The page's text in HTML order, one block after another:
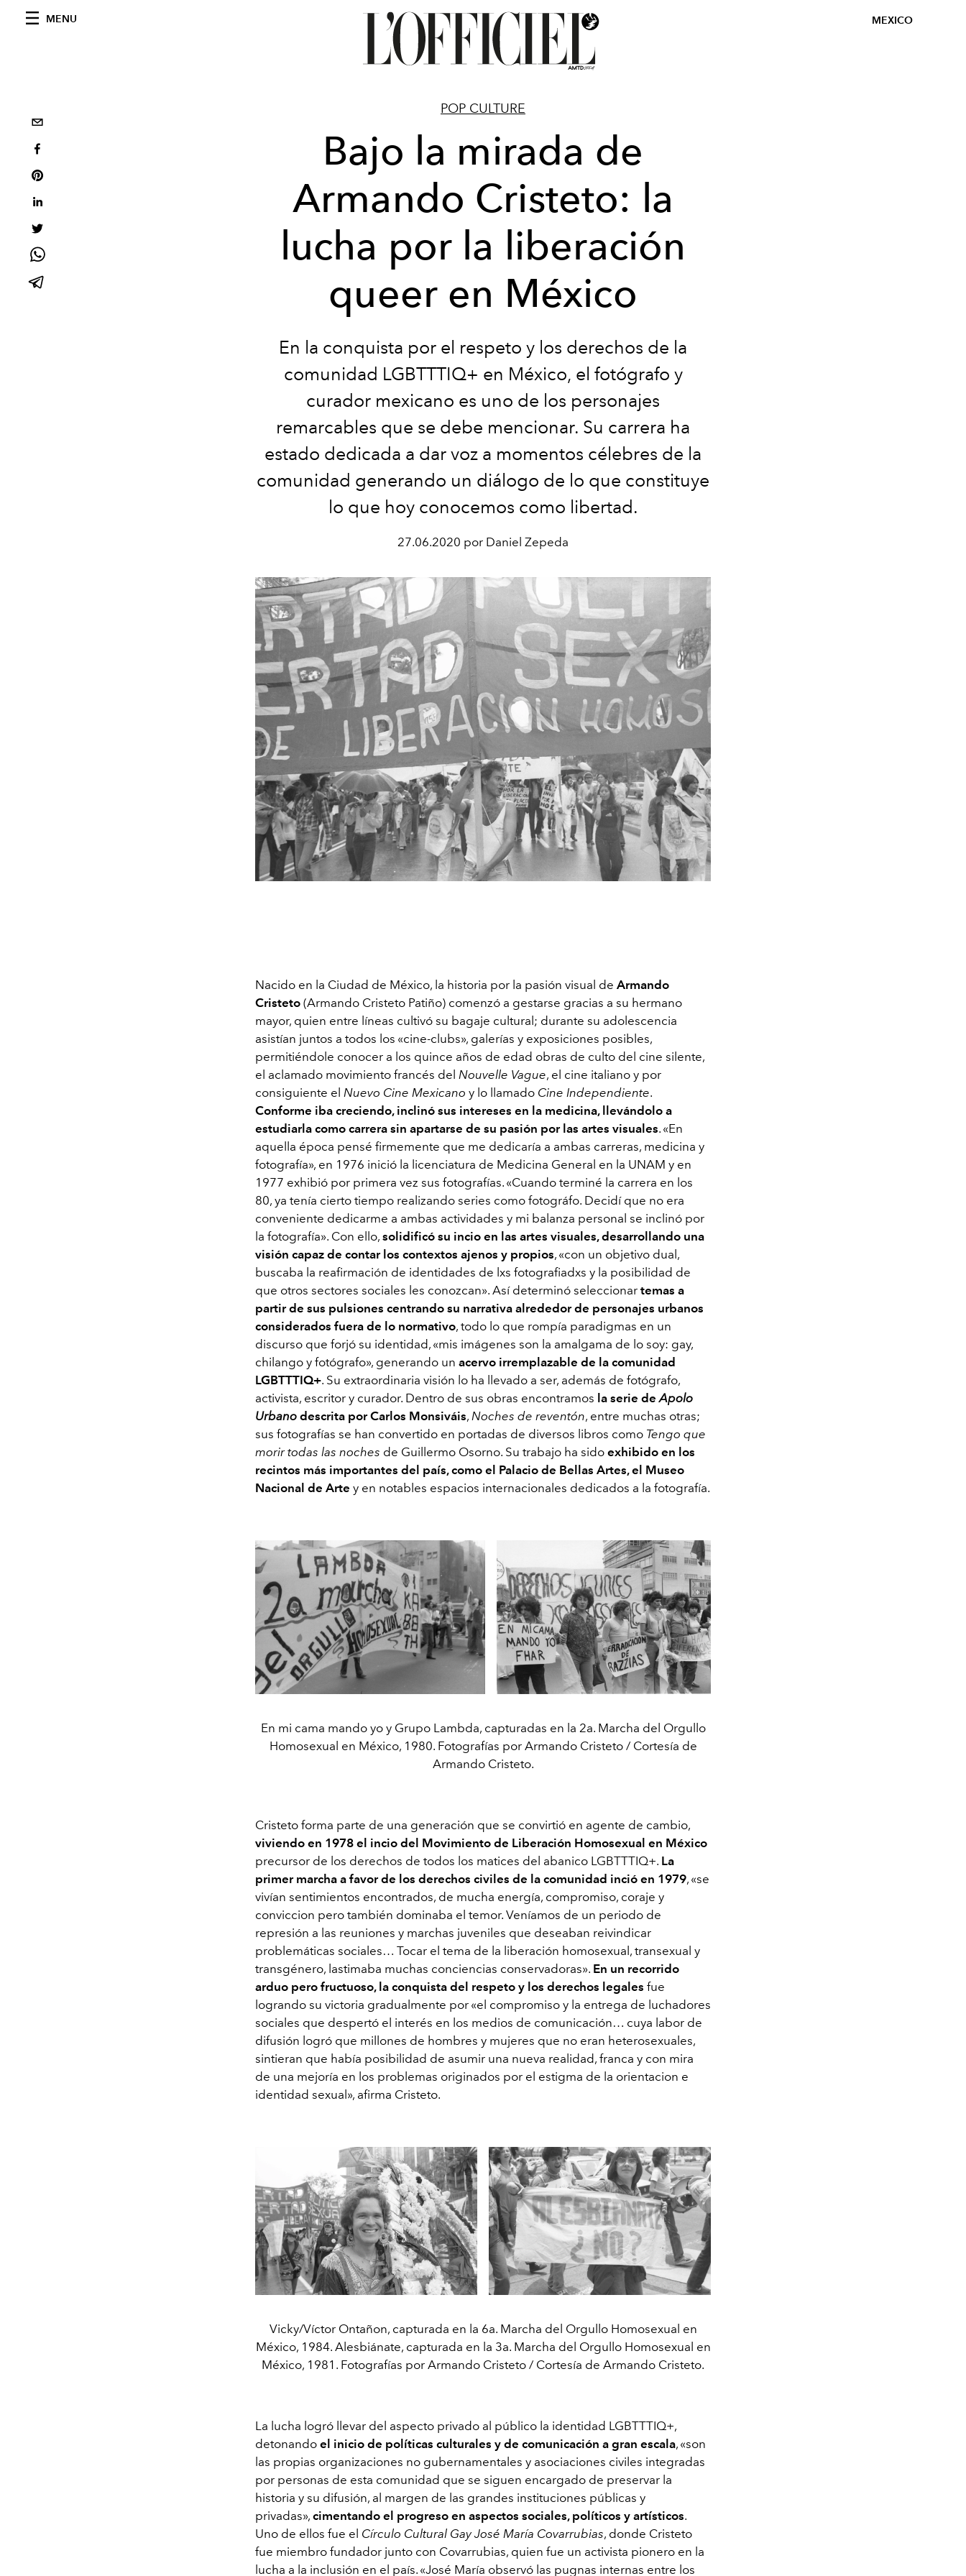
MENU MEXICO
POP CULTURE
Bajo la mirada de
Armando Cristeto: la
lucha por la liberación
queer en México
En la conquista por el respeto y los derechos de la
comunidad LGBTTTIQ+ en México, el fotógrafo y
curador mexicano es uno de los personajes
remarcables que se debe mencionar. Su carrera ha
estado dedicada a dar voz a momentos célebres de la
comunidad generando un diálogo de lo que constituye
lo que hoy conocemos como libertad.
27.06.2020 por Daniel Zepeda
Nacido en la Ciudad de México, la historia por la pasión visual de Armando
Cristeto (Armando Cristeto Patiño) comenzó a gestarse gracias a su hermano
mayor, quien entre líneas cultivó su bagaje cultural; durante su adolescencia
asistían juntos a todos los «cine-clubs», galerías y exposiciones posibles,
permitiéndole conocer a los quince años de edad obras de culto del cine silente,
el aclamado movimiento francés del Nouvelle Vague, el cine italiano y por
consiguiente el Nuevo Cine Mexicano y lo llamado Cine Independiente.
Conforme iba creciendo, inclinó sus intereses en la medicina, llevándolo a
estudiarla como carrera sin apartarse de su pasión por las artes visuales. «En
aquella época pensé firmemente que me dedicaría a ambas carreras, medicina y
fotografía», en 1976 inició la licenciatura de Medicina General en la UNAM y en
1977 exhibió por primera vez sus fotografías. «Cuando terminé la carrera en los
80, ya tenía cierto tiempo realizando series como fotográfo. Decidí que no era
conveniente dedicarme a ambas actividades y mi balanza personal se inclinó por
la fotografía». Con ello, solidificó su incio en las artes visuales, desarrollando una
visión capaz de contar los contextos ajenos y propios, «con un objetivo dual,
buscaba la reafirmación de identidades de lxs fotografiadxs y la posibilidad de
que otros sectores sociales les conozcan». Así determinó seleccionar temas a
partir de sus pulsiones centrando su narrativa alrededor de personajes urbanos
considerados fuera de lo normativo, todo lo que rompía paradigmas en un
discurso que forjó su identidad, «mis imágenes son la amalgama de lo soy: gay,
chilango y fotógrafo», generando un acervo irremplazable de la comunidad
LGBTTTIQ+. Su extraordinaria visión lo ha llevado a ser, además de fotógrafo,
activista, escritor y curador. Dentro de sus obras encontramos la serie deApolo
Urbano descrita por Carlos Monsiváis, Noches de reventón, entre muchas otras;
sus fotografías se han convertido en portadas de diversos libros como Tengo que
morir todas las noches de Guillermo Osorno. Su trabajo ha sido exhibido en los
recintos más importantes del país, como el Palacio de Bellas Artes, el Museo
Nacional de Arte y en notables espacios internacionales dedicados a la fotografía.
En mi cama mando yo y Grupo Lambda, capturadas en la 2a. Marcha del Orgullo
Homosexual en México, 1980. Fotografías por Armando Cristeto / Cortesía de
Armando Cristeto.
Cristeto forma parte de una generación que se convirtió en agente de cambio,
viviendo en 1978 el incio del Movimiento de Liberación Homosexual en México
precursor de los derechos de todos los matices del abanico LGBTTTIQ+. La
primer marcha a favor de los derechos civiles de la comunidad inció en 1979, «se
vivían sentimientos encontrados, de mucha energía, compromiso, coraje y
conviccion pero también dominaba el temor. Veníamos de un periodo de
represión a las reuniones y marchas juveniles que deseaban reivindicar
problemáticas sociales… Tocar el tema de la liberación homosexual, transexual y
transgénero, lastimaba muchas conciencias conservadoras». En un recorrido
arduo pero fructuoso, la conquista del respeto y los derechos legales fue
logrando su victoria gradualmente por «el compromiso y la entrega de luchadores
sociales que despertó el interés en los medios de comunicación… cuya labor de
difusión logró que millones de hombres y mujeres que no eran heterosexuales,
sintieran que había posibilidad de asumir una nueva realidad, franca y con mira
de una mejoría en los problemas originados por el estigma de la orientacion e
identidad sexual», afirma Cristeto.
Vicky/Víctor Ontañon, capturada en la 6a. Marcha del Orgullo Homosexual en
México, 1984. Alesbiánate, capturada en la 3a. Marcha del Orgullo Homosexual en
México, 1981. Fotografías por Armando Cristeto / Cortesía de Armando Cristeto.
La lucha logró llevar del aspecto privado al público la identidad LGBTTTIQ+,
detonando el inicio de políticas culturales y de comunicación a gran escala, «son
las propias organizaciones no gubernamentales y asociaciones civiles integradas
por personas de esta comunidad que se siguen encargado de preservar la
historia y su difusión, al margen de las grandes instituciones públicas y
privadas», cimentando el progreso en aspectos sociales, políticos y artísticos.
Uno de ellos fue el Círculo Cultural Gay José María Covarrubias, donde Cristeto
fue miembro fundador junto con Covarrubias, quien fue un activista pionero en la
lucha a la inclusión en el país. «José María observó las pugnas internas entre los